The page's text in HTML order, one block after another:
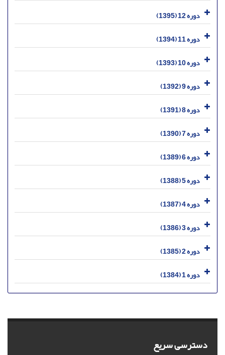
دوره 12 (1395)
دوره 11 (1394)
دوره 10 (1393)
دوره 9 (1392)
دوره 8 (1391)
دوره 7 (1390)
دوره 6 (1389)
دوره 5 (1388)
دوره 4 (1387)
دوره 3 (1386)
دوره 2 (1385)
دوره 1 (1384)
دسترسی سریع